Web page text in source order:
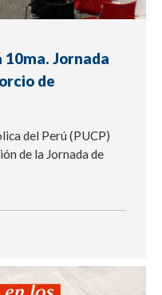
10ma. Jornada
de
del Perú (PUCP)
de la Jornada de